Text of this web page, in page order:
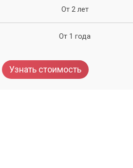
От 2 лет
От 1 года
Узнать стоимость